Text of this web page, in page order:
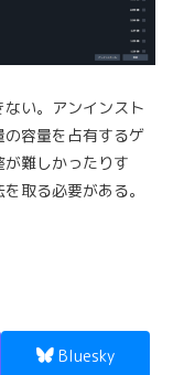
い。アンインスト
容量を占有するゲ
難しかったりす
取る必要がある。
Bluesky